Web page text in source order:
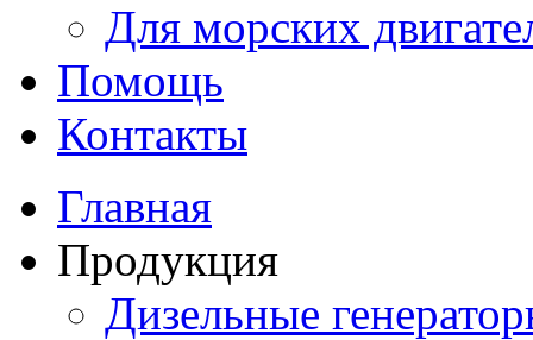
Для морских
Помощь
Контакты
Главная
Продукция
Дизельные